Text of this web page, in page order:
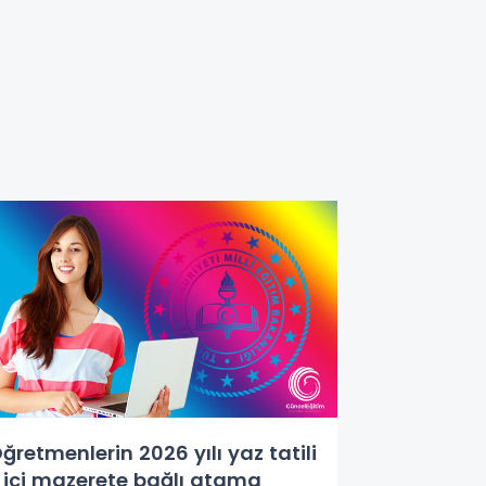
2026 yılı yaz tatili
mazerete bağlı atama